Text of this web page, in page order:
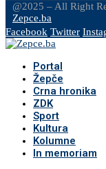
@2025 – All Right
Zepce.ba
Facebook Twitter
Portal
Žepče
Crna hronika
ZDK
Sport
Kultura
Kolumne
In memoriam